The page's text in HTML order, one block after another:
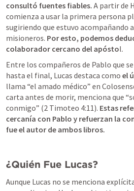
consultó fuentes fiables. A partir de
comienza a usar la primera persona
sugiriendo que estuvo acompañando
misioneros. Por esto, podemos
colaborador cercano del apóstol.
Entre los compañeros de Pablo que
hasta el final, Lucas destaca como el
llama “el amado médico” en
carta antes de morir, menciona que
conmigo” (2 Timoteo 4:11). Estas
cercanía con Pablo y refuerzan la
fue el autor de ambos libros.
¿Quién Fue Lucas?
Aunque Lucas no se menciona